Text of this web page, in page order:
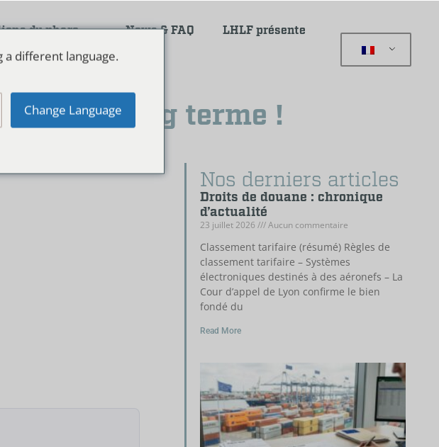
du phare News & FAQ LHLF présente
de long terme !
Nos derniers articles
Droits de douane : chronique
d’actualité
23 juillet 2026 Aucun commentaire
Classement tarifaire (résumé) Règles de
classement tarifaire – Systèmes
électroniques destinés à des aéronefs – La
Cour d’appel de Lyon confirme le bien
fondé du
Read More
different language.
Change Language